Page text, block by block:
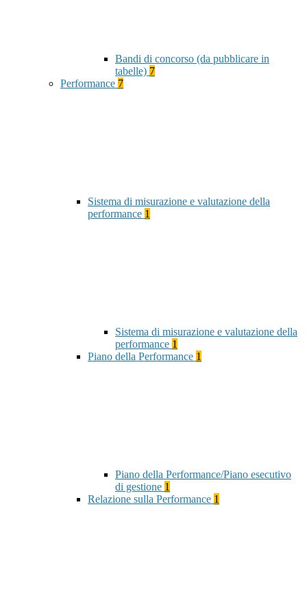
Bandi di concorso (da pubblicare in
tabelle) 7
Performance 7
Sistema di misurazione e valutazione della
performance 1
Sistema di misurazione e valutazione della
performance 1
Piano della Performance 1
Piano della Performance/Piano esecutivo
di gestione 1
Relazione sulla Performance 1